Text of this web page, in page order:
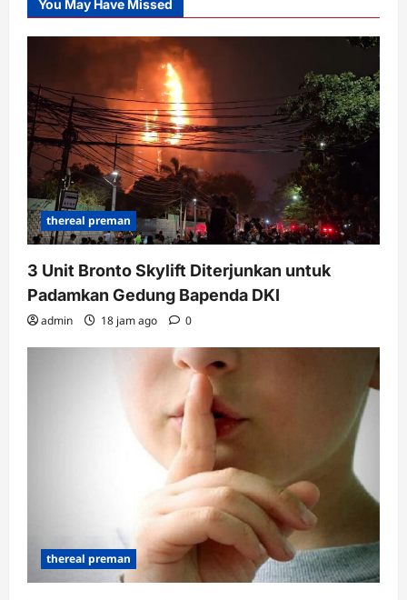
You May Have Missed
thereal preman
3 Unit Bronto Skylift Diterjunkan untuk
Padamkan Gedung Bapenda DKI
admin 18 jam ago 0
thereal preman